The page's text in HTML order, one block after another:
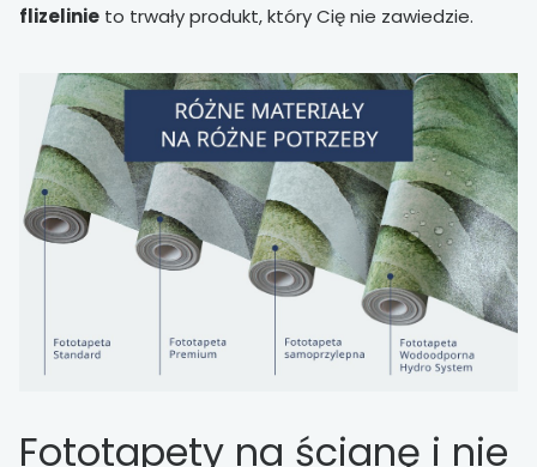
flizelinie to trwały produkt, który Cię nie zawiedzie.
Fototapety na ścianę i nie